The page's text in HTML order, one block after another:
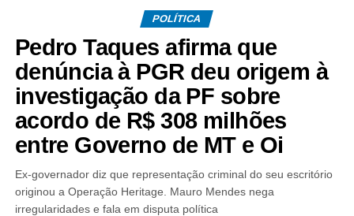
POLÍTICA
Pedro Taques afirma que
denúncia à PGR deu origem à
investigação da PF sobre
acordo de R$ 308 milhões
entre Governo de MT e Oi
Ex-governador diz que representação criminal do seu escritório
originou a Operação Heritage. Mauro Mendes nega
irregularidades e fala em disputa política